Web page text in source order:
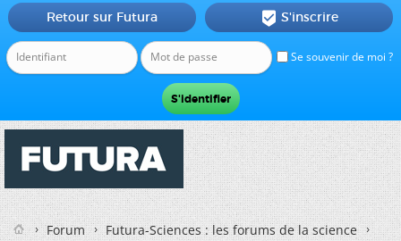
Se souvenir de moi ?
Retour sur Futura  S'inscrire
Forum
Futura-Sciences : les forums de la science